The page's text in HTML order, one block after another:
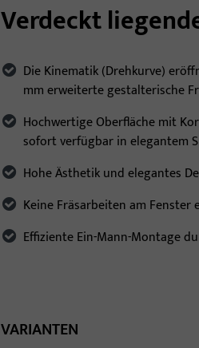
Verdeckt
Die Kinematik (Drehkurve)
mm erweiterte gestalterische
Hochwertige Oberfläche mit
sofort verfügbar in elegantem
Hohe Ästhetik und elegantes
Keine Fräsarbeiten am Fenster
Effiziente Ein-Mann-Montage
VARIANTEN